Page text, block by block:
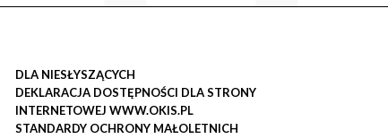
DLA NIESŁYSZĄCYCH
DEKLARACJA DOSTĘPNOŚCI DLA STRONY
INTERNETOWEJ WWW.OKIS.PL
STANDARDY OCHRONY MAŁOLETNICH